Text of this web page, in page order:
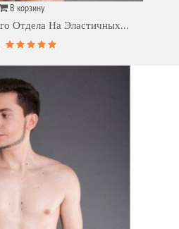
В корзину
Отдела На Эластичных...